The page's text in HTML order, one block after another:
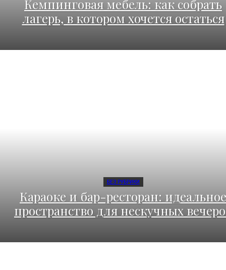
Кемпинговая мебель: как собрать
лагерь, в котором хочется остаться
БЕЗ РУБРИКИ
Караоке и бар-ресторан: идеальное
пространство для нескучных